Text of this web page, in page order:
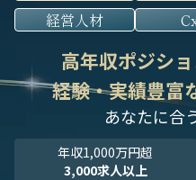
経営人材
高年収ポジシ
経験・実績豊富
あなたに合
年収1,000万円超
3,000求人以上